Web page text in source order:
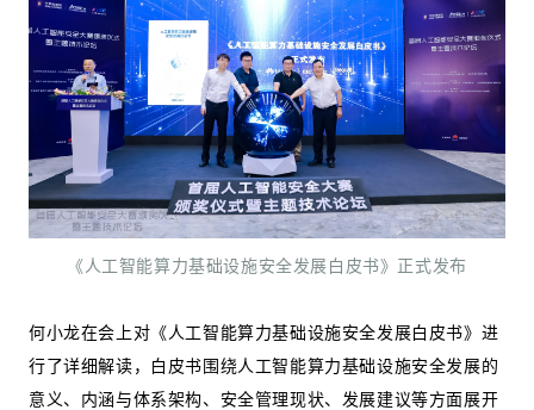
《人工智能算力基础设施安全发展白皮书》正式发布
何小龙在会上对《人工智能算力基础设施安全发展白皮书》进
行了详细解读，白皮书围绕人工智能算力基础设施安全发展的
意义、内涵与体系架构、安全管理现状、发展建议等方面展开